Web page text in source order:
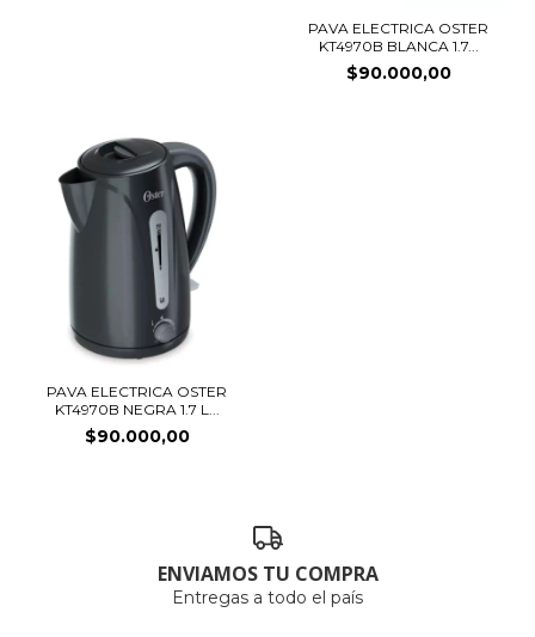
PAVA ELECTRICA OSTER
KT4970B BLANCA 1.7...
$90.000,00
PAVA ELECTRICA OSTER
KT4970B NEGRA 1.7 L...
$90.000,00
ENVIAMOS TU COMPRA
Entregas a todo el país